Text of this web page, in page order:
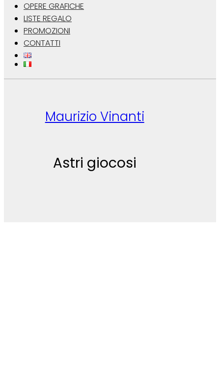
OPERE GRAFICHE
LISTE REGALO
PROMOZIONI
CONTATTI
Maurizio Vinanti
Astri giocosi